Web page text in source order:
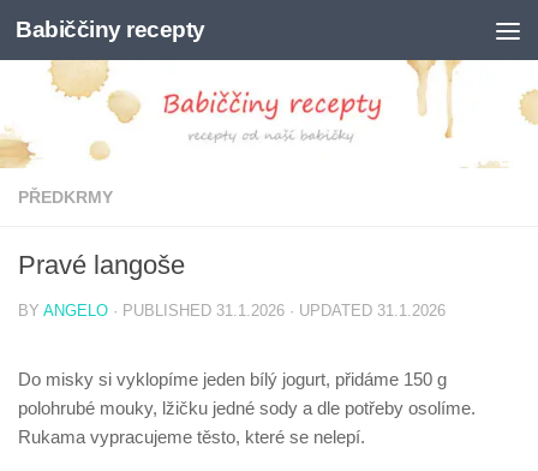
Skip to content
Babiččiny recepty
PŘEDKRMY
Pravé langoše
BY ANGELO · PUBLISHED 31.1.2026 · UPDATED 31.1.2026
Do misky si vyklopíme jeden bílý jogurt, přidáme 150 g
polohrubé mouky, lžičku jedné sody a dle potřeby osolíme.
Rukama vypracujeme těsto, které se nelepí.